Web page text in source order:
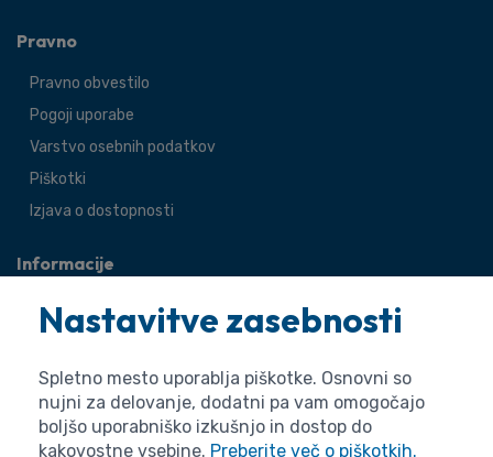
Pravno
Pravno obvestilo
Pogoji uporabe
Varstvo osebnih podatkov
Piškotki
Izjava o dostopnosti
Informacije
O agenciji
Splošne zadeve
Pravne zadeve
Nastavitve zasebnosti
Spletno mesto uporablja piškotke. Osnovni so
nujni za delovanje, dodatni pa vam omogočajo
boljšo uporabniško izkušnjo in dostop do
kakovostne vsebine. Preberite več o piškotkih.